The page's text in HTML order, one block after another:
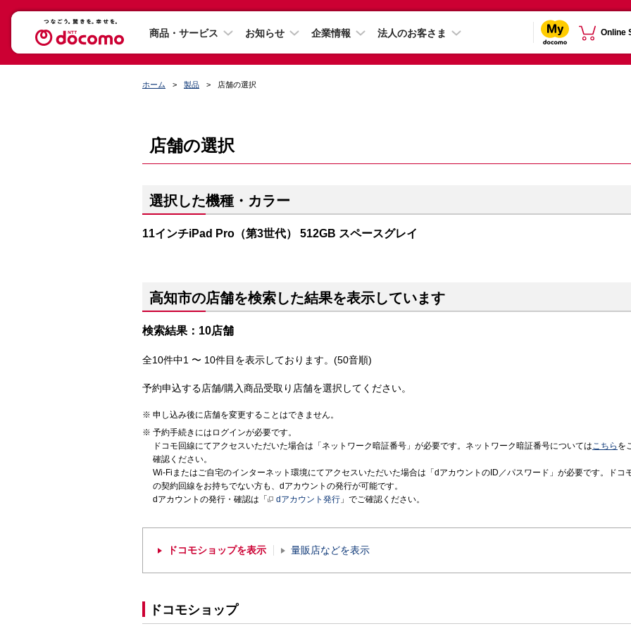
商品・サービス お知らせ 企業情報 法人のお客さま Online
ホーム 製品 店舗の選択
店舗の選択
選択した機種・カラー
11インチiPad Pro（第3世代） 512GB スペースグレイ
高知市の店舗を検索した結果を表示しています
検索結果：10店舗
全10件中1 〜 10件目を表示しております。(50音順)
予約申込する店舗/購入商品受取り店舗を選択してください。
申し込み後に店舗を変更することはできません。
予約手続きにはログインが必要です。
ドコモ回線にてアクセスいただいた場合は「ネットワーク暗証番号」が必要です。ネットワーク暗証番号についてはこちら を
確認ください。
Wi-Fiまたはご自宅のインターネット環境にてアクセスいただいた場合は「dアカウントのID／パスワード」が必要です。ドコ
の契約回線をお持ちでない方も、dアカウントの発行が可能です。
dアカウントの発行・確認は「
dアカウント発行 」でご確認ください。
ドコモショップを表示 量販店などを表示
ドコモショップ